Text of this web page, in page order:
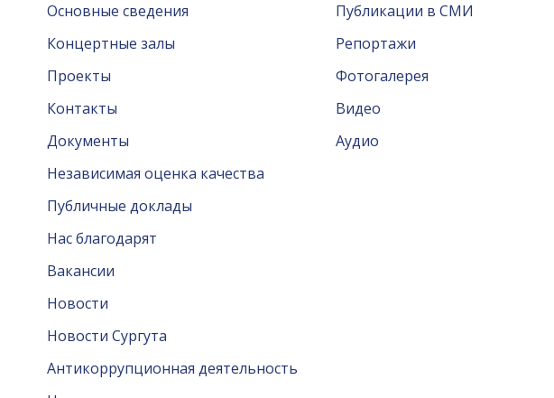
Основные сведения
Концертные залы
Проекты
Контакты
Документы
Независимая оценка качества
Публичные доклады
Нас благодарят
Вакансии
Новости
Новости Сургута
Антикоррупционная деятельность
Публикации в СМИ
Репортажи
Фотогалерея
Видео
Аудио